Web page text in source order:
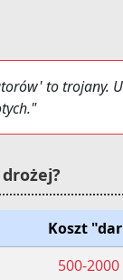
to trojany.
Koszt
500-